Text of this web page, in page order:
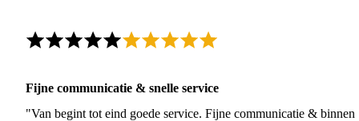
Fijne communicatie & snelle service
"Van begint tot eind goede service. Fijne communicatie &